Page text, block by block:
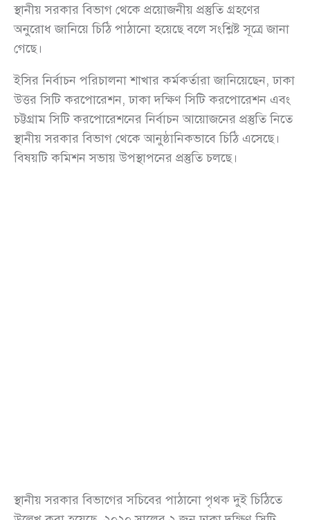
স্থানীয় সরকার বিভাগ থেকে প্রয়োজনীয় প্রস্তুতি গ্রহণের
অনুরোধ জানিয়ে চিঠি পাঠানো হয়েছে বলে সংশ্লিষ্ট সূত্রে জানা
গেছে।
ইসির নির্বাচন পরিচালনা শাখার কর্মকর্তারা জানিয়েছেন, ঢাকা
উত্তর সিটি করপোরেশন, ঢাকা দক্ষিণ সিটি করপোরেশন এবং
চট্টগ্রাম সিটি করপোরেশনের নির্বাচন আয়োজনের প্রস্তুতি নিতে
স্থানীয় সরকার বিভাগ থেকে আনুষ্ঠানিকভাবে চিঠি এসেছে।
বিষয়টি কমিশন সভায় উপস্থাপনের প্রস্তুতি চলছে।
স্থানীয় সরকার বিভাগের সচিবের পাঠানো পৃথক দুই চিঠিতে